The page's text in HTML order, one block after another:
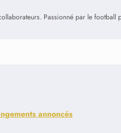
Passionné par le football
annoncés